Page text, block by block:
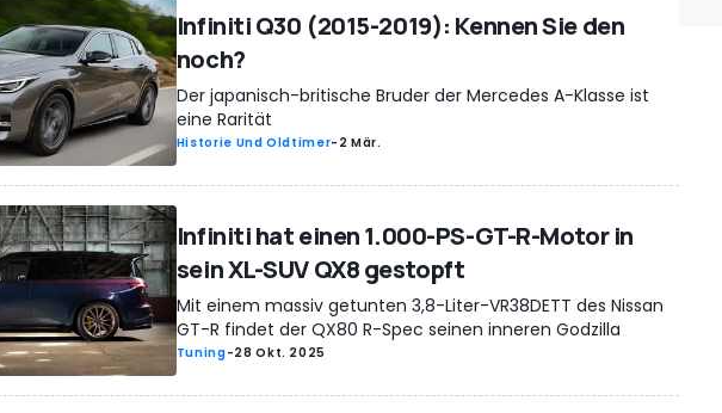
Infiniti Q30 (2015-2019): Kennen Sie den
noch?
Der japanisch-britische Bruder der Mercedes A-Klasse ist
eine Rarität
Historie Und Oldtimer- 2 Mär.
Infiniti hat einen 1.000-PS-GT-R-Motor in
sein XL-SUV QX8 gestopft
Mit einem massiv getunten 3,8-Liter-VR38DETT des Nissan
GT-R findet der QX80 R-Spec seinen inneren Godzilla
Tuning-28 Okt. 2025